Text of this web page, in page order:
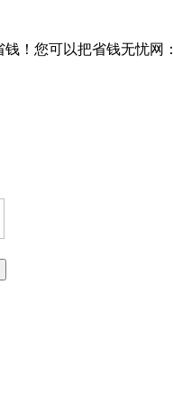
！您可以把省钱无忧网：